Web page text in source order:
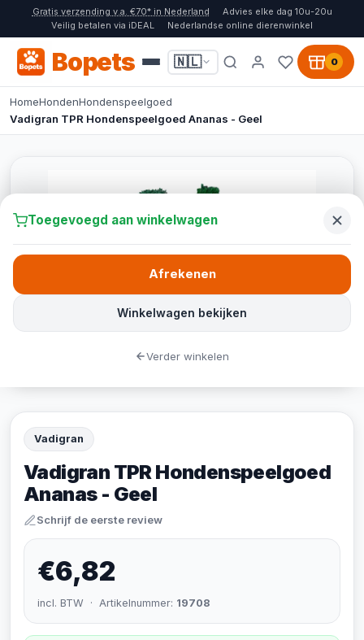
Gratis verzending v.a. €70* in Nederland
Advies elke dag 10u-20u
Veilig betalen via iDEAL
Nederlandse online dierenwinkel
Bopets 🇳🇱 0
HomeHondenHondenspeelgoed
Vadigran TPR Hondenspeelgoed Ananas - Geel
Vadigran
Vadigran TPR Hondenspeelgoed
Ananas - Geel
Schrijf de eerste review
€6,82
incl. BTW · Artikelnummer: 19708
Toegevoegd aan winkelwagen
Winkelwagen bekijken
Afrekenen
Verder winkelen